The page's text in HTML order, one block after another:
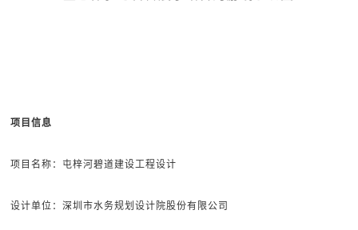
项目信息
项目名称：屯梓河碧道建设工程设计
设计单位：深圳市水务规划设计院股份有限公司